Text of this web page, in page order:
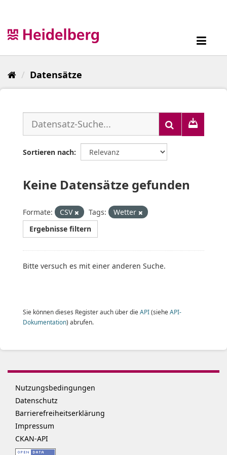
Datensätze
Sortieren nach
Keine Datensätze gefunden
Formate: CSV Tags:
Wetter
Ergebnisse filtern
Bitte versuch es mit einer anderen Suche.
Sie können dieses Register auch über die API(siehe API-
Dokumentation) abrufen.
Nutzungsbedingungen
Datenschutz
Barrierefreiheitserklärung
Impressum
CKAN-API